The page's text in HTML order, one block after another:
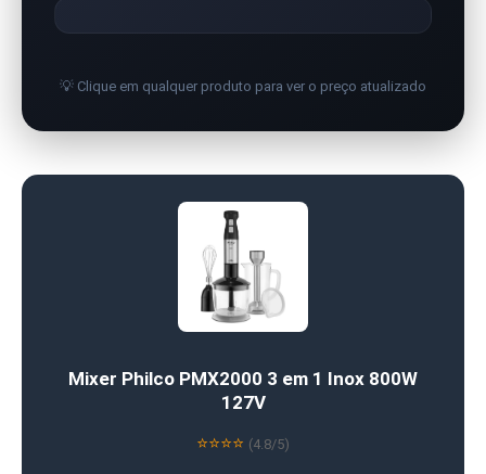
💡 Clique em qualquer produto para ver o preço atualizado
Mixer Philco PMX2000 3 em 1 Inox 800W
127V
⭐⭐⭐⭐ (4.8/5)